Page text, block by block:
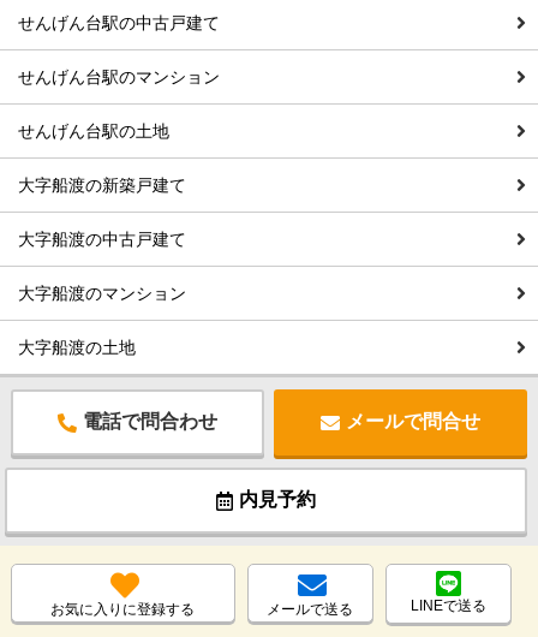
せんげん台駅の中古戸建て
せんげん台駅のマンション
せんげん台駅の土地
大字船渡の新築戸建て
大字船渡の中古戸建て
大字船渡のマンション
大字船渡の土地
電話で問合わせ メールで問合せ
内見予約
お気に入りに登録する メールで送る LINEで送る